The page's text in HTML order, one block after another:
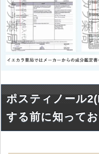
ポスティノール
する前に知って